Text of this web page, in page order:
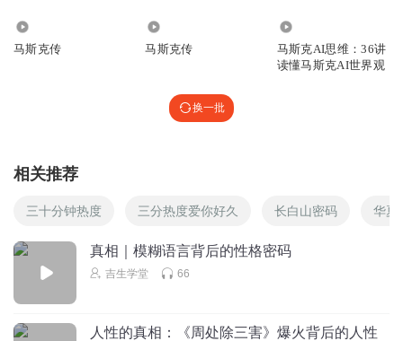
马斯克传 马斯克传
马斯克AI思维：36讲
读懂马斯克AI世界观
换一批
相关推荐
三十分钟热度 三分热度爱你好久 长白山密码 华夏
真相｜模糊语言背后的性格密码
吉生学堂 66
人性的真相：《周处除三害》爆火背后的人性